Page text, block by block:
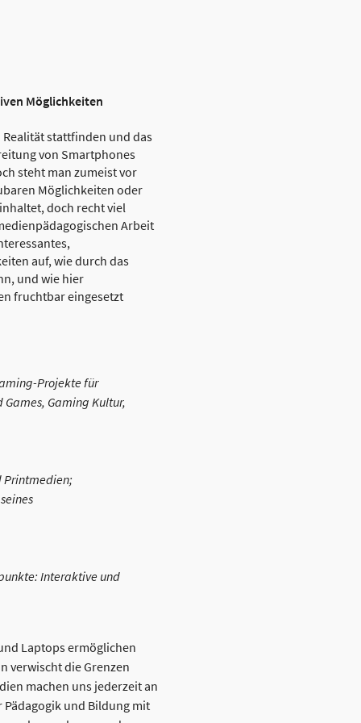
Möglichkeiten
stattfinden und das
von Smartphones
steht man zumeist vor
Möglichkeiten oder
doch recht viel
Arbeit
auf, wie durch das
und wie hier
fruchtbar eingesetzt
Projekte für
Gaming Kultur,
Printmedien;
Interaktive und
Laptops ermöglichen
verwischt die Grenzen
machen uns jederzeit an
und Bildung mit